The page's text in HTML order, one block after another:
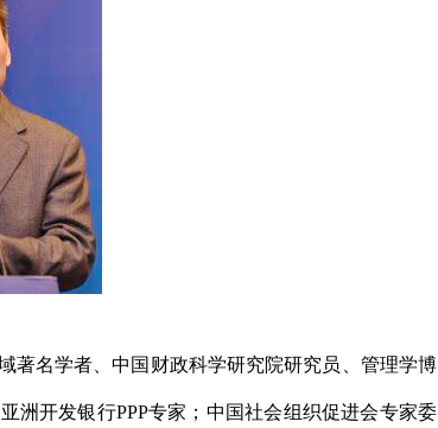
著名学者、中国财政科学研究院研究员、管理学博
洲开发银行PPP专家；中国社会组织促进会专家委